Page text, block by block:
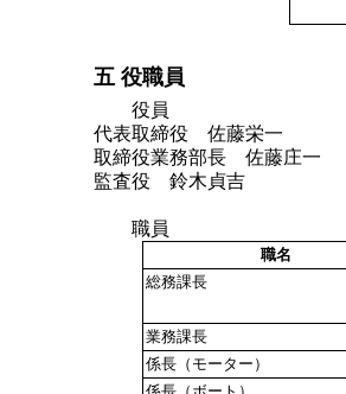
五 役職員
役員
代表取締役 佐藤栄一
取締役業務部長 佐藤庄一
監査役 鈴木貞吉
職員
職名
総務課長
業務課長
係長（モーター）